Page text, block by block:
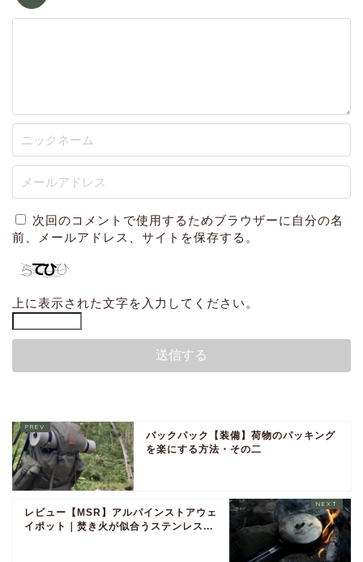
次回のコメントで使用するためブラウザーに自分の名
前、メールアドレス、サイトを保存する。
上に表示された文字を入力してください。
バックパック【装備】荷物のパッキング
を楽にする方法・その二
レビュー【MSR】アルパインストアウェ
イポット｜焚き火が似合うステンレス...